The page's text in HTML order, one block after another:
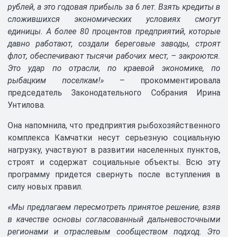
рублей, а это годовая прибыль за 6 лет. Взять кредиты в
сложившихся экономических условиях смогут
единицы. А более 80 процентов предприятий, которые
давно работают, создали береговые заводы, строят
флот, обеспечивают тысячи рабочих мест, – закроются.
Это удар по отрасли, по краевой экономике, по
рыбацким поселкам!» – прокомментировала
председатель Законодательного Собрания Ирина
Унтилова.
Она напомнила, что предприятия рыбохозяйственного
комплекса Камчатки несут серьезную социальную
нагрузку, участвуют в развитии населенных пунктов,
строят и содержат социальные объекты. Всю эту
программу придется свернуть после вступления в
силу новых правил.
«Мы предлагаем пересмотреть принятое решение, взяв
в качестве основы согласованный дальневосточными
регионами и отраслевым сообществом подход. Это